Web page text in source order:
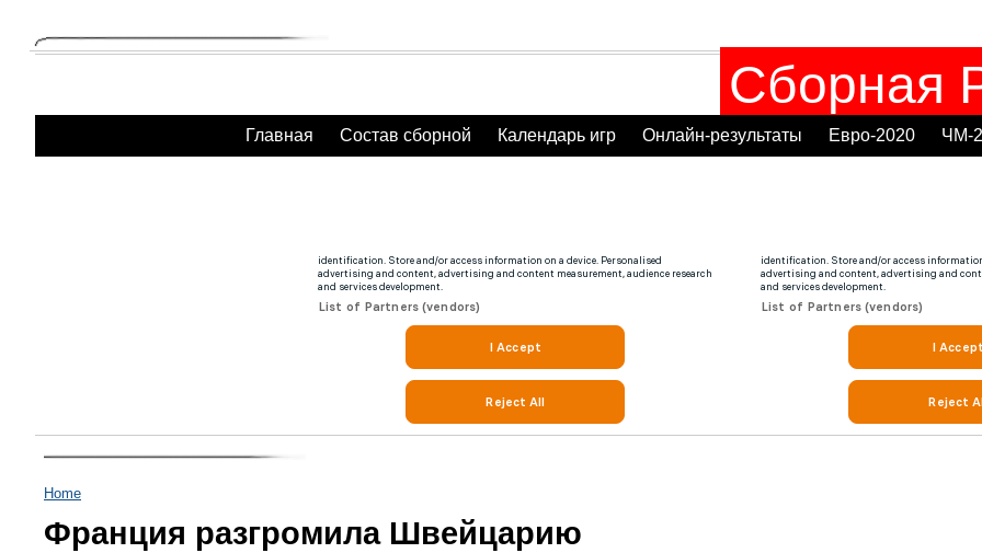
Сборная
Главная Состав сборной Календарь игр Онлайн-результаты Евро-2020 ЧМ-
Home
Франция разгромила Швейцарию